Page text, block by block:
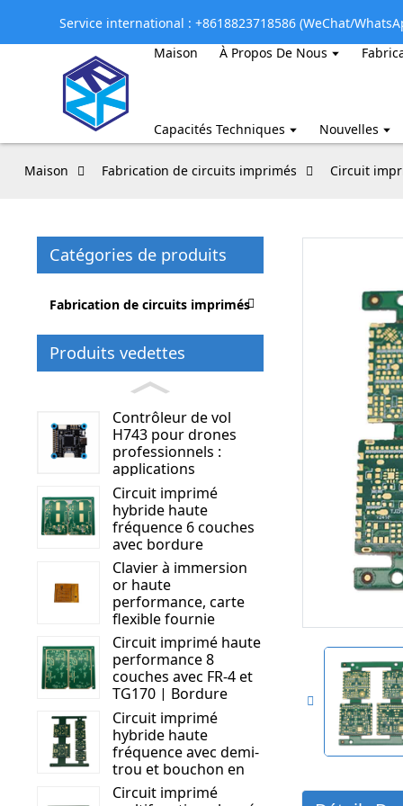
Service international : +8618823718586 (WeChat/
Maison
À Propos De Nous
Capacités Techniques Nouvelles
Maison Fabrication de circuits imprimés Circuit
Catégories de produits
Fabrication de circuits imprimés
Produits vedettes
Contrôleur de vol
H743 pour drones
professionnels :
applications
d’inspection, de
sécurité et de gestion
du trafic.
Circuit imprimé
hybride haute
fréquence 6 couches
avec bordure
métallique | Rogers
RO4350B + S1000 - 2M
| Circuit imprimé
haute performance
Clavier à immersion
or haute
performance, carte
flexible fournie
Circuit imprimé haute
performance 8
couches avec FR-4 et
TG170 | Bordure
métallique et trous
pour bouchons de
masque de soudure |
Solution de circuit
avancée
Circuit imprimé
hybride haute
fréquence avec demi-
trou et bouchon en
résine | Optimisé
Circuit imprimé